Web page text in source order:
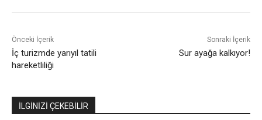
Önceki İçerik
İç turizmde yarıyıl tatili
hareketliliği
Sonraki İçerik
Sur ayağa kalkıyor!
İLGİNİZİ ÇEKEBİLİR